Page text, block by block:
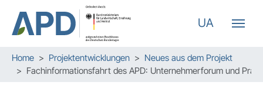
Zum Hauptinhalt springen
Skip to page footer
UA
Sie sind hier:
Home Projektentwicklungen
Neues aus dem Projekt
Fachinformationsfahrt des APD: Unternehmerforum und